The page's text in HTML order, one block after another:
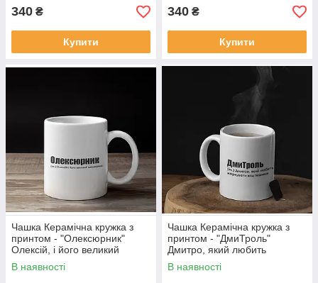
340 ₴
Купити
340 ₴
Купити
Чашка Керамічна кружка з
принтом - "Олексюрник"
Олексій, і його великий
цюцюрник
В наявності
Чашка Керамічна кружка з
принтом - "ДмиТроль"
Дмитро, який любить
жартувати над іншими
В наявності